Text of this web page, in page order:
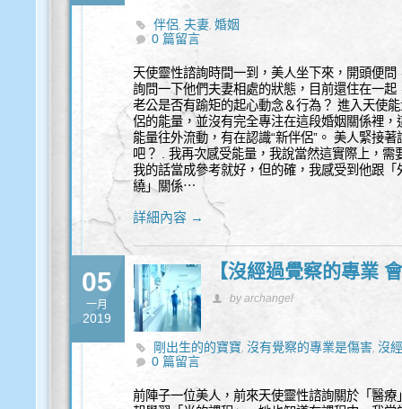
伴侶, 夫妻,婚姻
0 篇留言
天使靈性諮詢時間一到，美人坐下來，開頭便
詢問一下他們夫妻相處的狀態，目前還住在一起
老公是否有踰矩的起心動念＆行為？ 進入天使
侶的能量，並沒有完全專注在這段婚姻關係裡
能量往外流動，有在認識“新伴侶”。 美人緊接
吧？ . 我再次感受能量，我說當然這實際上，
我的話當成參考就好，但的確，我感受到他跟「
繞」關係⋯
詳細內容 →
05
一月
2019
【沒經過覺察的專業
by archangel
剛出生的的寶寶,沒有覺察的專業是傷害,沒
0 篇留言
前陣子一位美人，前來天使靈性諮詢關於「醫